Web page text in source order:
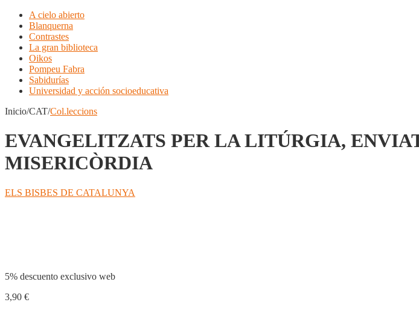
A cielo abierto
Blanquerna
Contrastes
La gran biblioteca
Oikos
Pompeu Fabra
Sabidurías
Universidad y acción socioeducativa
Inicio/CAT/Col.leccions
EVANGELITZATS PER LA LITÚRGIA,
MISERICÒRDIA
ELS BISBES DE CATALUNYA
5% descuento exclusivo web
3,90 €